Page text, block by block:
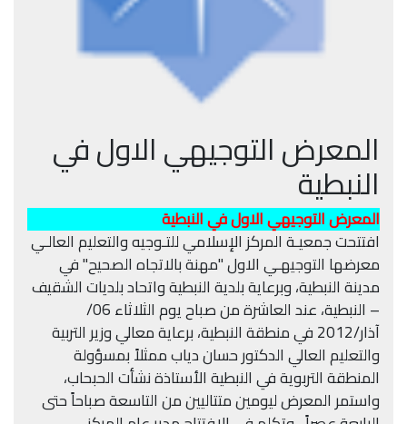
المعرض التوجيهي الاول في
النبطية
المعرض التوجيهي الاول في النبطية
افتتحت جمعيـة المركز الإسلامي للتـوجيه والتعليم العالـي
معرضها التوجيهـي الاول "مهنة بالاتجاه الصحيح" في
مدينة النبطية، وبرعاية بلدية النبطية واتحاد بلديات الشقيف
– النبطية، عند العاشرة من صباح يوم الثلاثاء 06/
آذار/2012 في منطقة النبطية، برعاية معالي وزير التربية
والتعليم العالي الدكتور حسان دياب ممثلاً بمسؤولة
المنطقة التربوية في النبطية الأستاذة نشأت الحبحاب،
واستمر المعرض ليومين متتاليين من التاسعة صباحاً حتى